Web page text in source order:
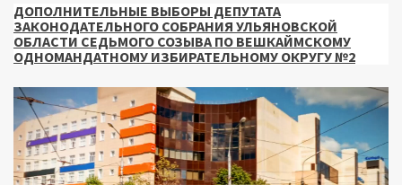
ДОПОЛНИТЕЛЬНЫЕ ВЫБОРЫ ДЕПУТАТА
ЗАКОНОДАТЕЛЬНОГО СОБРАНИЯ УЛЬЯНОВСКОЙ
ОБЛАСТИ СЕДЬМОГО СОЗЫВА ПО ВЕШКАЙМСКОМУ
ОДНОМАНДАТНОМУ ИЗБИРАТЕЛЬНОМУ ОКРУГУ №2